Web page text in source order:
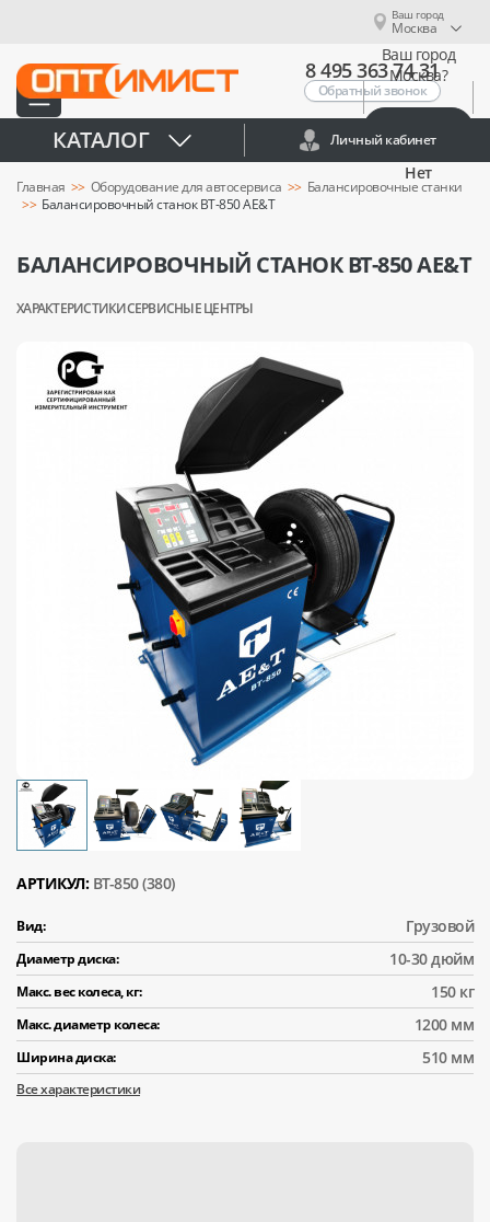
Ваш город
Москва
Ваш город
Москва?
Нет
8 495 363 74 31
Обратный звонок
КАТАЛОГ Личный кабинет
Главная Оборудование для автосервиса
Балансировочные станки
Балансировочный станок BT-850 AE&T
БАЛАНСИРОВОЧНЫЙ СТАНОК BT-850 AE&T
ХАРАКТЕРИСТИКИСЕРВИСНЫЕ ЦЕНТРЫ
АРТИКУЛ: BT-850 (380)
Вид: Грузовой
Диаметр диска: 10-30 дюйм
Макс. вес колеса, кг: 150 кг
Макс. диаметр колеса: 1200 мм
Ширина диска: 510 мм
Все характеристики